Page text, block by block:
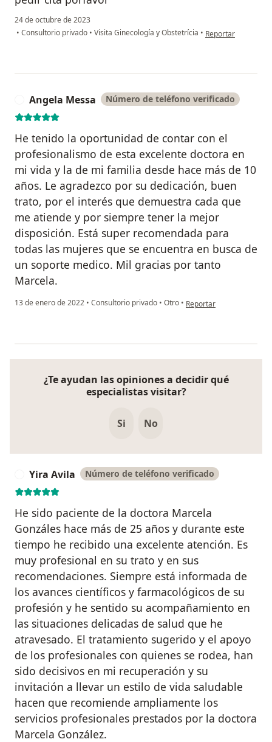
24 de octubre de 2023
• Consultorio privado • Visita Ginecología y Obstetrícia • en opinión del
Reportar
Angela Messa Número de teléfono verificado
He tenido la oportunidad de contar con el
profesionalismo de esta excelente doctora en
mi vida y la de mi familia desde hace más de 10
años. Le agradezco por su dedicación, buen
trato, por el interés que demuestra cada que
me atiende y por siempre tener la mejor
disposición. Está super recomendada para
todas las mujeres que se encuentra en busca de
un soporte medico. Mil gracias por tanto
Marcela.
13 de enero de 2022 • Consultorio privado • Otro • en opinión del usuario
Reportar
¿Te ayudan las opiniones a decidir qué
especialistas visitar?
Si No
Yira Avila Número de teléfono verificado
He sido paciente de la doctora Marcela
Gonzáles hace más de 25 años y durante este
tiempo he recibido una excelente atención. Es
muy profesional en su trato y en sus
recomendaciones. Siempre está informada de
los avances científicos y farmacológicos de su
profesión y he sentido su acompañamiento en
las situaciones delicadas de salud que he
atravesado. El tratamiento sugerido y el apoyo
de los profesionales con quienes se rodea, han
sido decisivos en mi recuperación y su
invitación a llevar un estilo de vida saludable
hacen que recomiende ampliamente los
servicios profesionales prestados por la doctora
Marcela González.